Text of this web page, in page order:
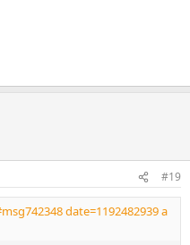
#19
date=1192482939 a